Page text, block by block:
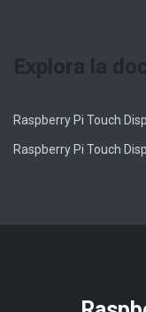
Explora la
Raspberry Pi Touch
Raspberry Pi Touch